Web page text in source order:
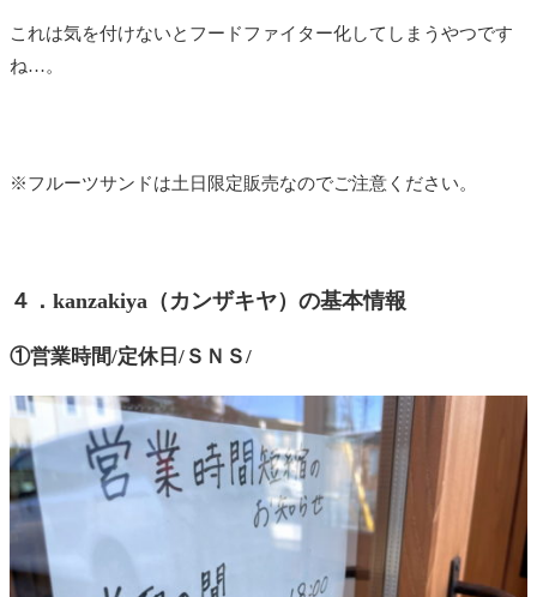
これは気を付けないとフードファイター化してしまうやつです
ね…。
※フルーツサンドは土日限定販売なのでご注意ください。
４．kanzakiya（カンザキヤ）の基本情報
①営業時間/定休日/ＳＮＳ/